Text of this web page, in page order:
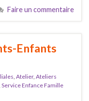
Faire un commentaire
Enfants
, Atelier, Ateliers
Service Enfance Famille